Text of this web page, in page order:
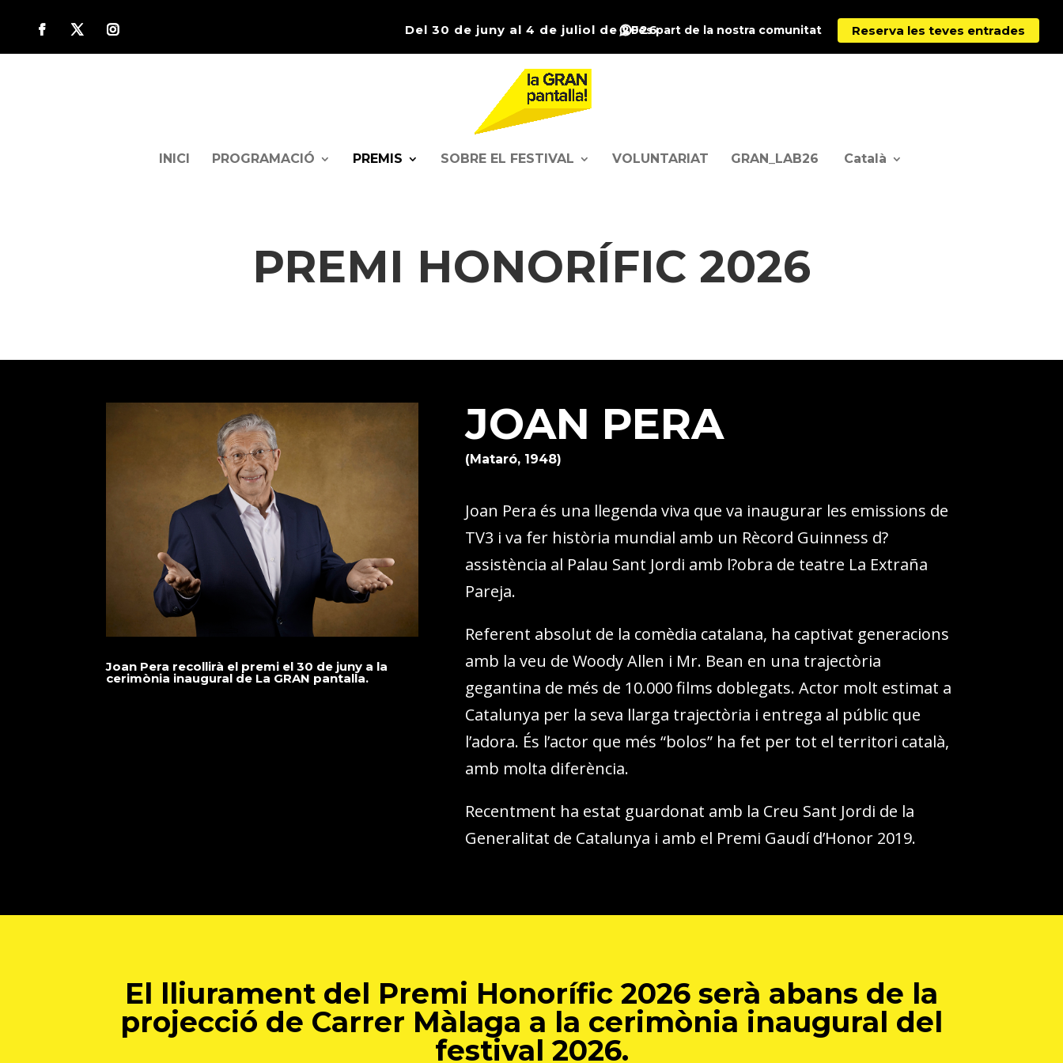
Del 30 de juny al 4 de juliol de 2026Fes part de la nostra comunitat Reserva les teves entrades
INICI PROGRAMACIÓ PREMIS SOBRE EL FESTIVAL VOLUNTARIAT GRAN_LAB26 Català
PREMI HONORÍFIC 2026
Joan Pera recollirà el premi el 30 de juny a la
cerimònia inaugural de La GRAN pantalla.
JOAN PERA
(Mataró, 1948)
Joan Pera és una llegenda viva que va inaugurar les emissions de
TV3 i va fer història mundial amb un Rècord Guinness d?
assistència al Palau Sant Jordi amb l?obra de teatre La Extraña
Pareja.
Referent absolut de la comèdia catalana, ha captivat generacions
amb la veu de Woody Allen i Mr. Bean en una trajectòria
gegantina de més de 10.000 films doblegats. Actor molt estimat a
Catalunya per la seva llarga trajectòria i entrega al públic que
l’adora. És l’actor que més “bolos” ha fet per tot el territori català,
amb molta diferència.
Recentment ha estat guardonat amb la Creu Sant Jordi de la
Generalitat de Catalunya i amb el Premi Gaudí d’Honor 2019.
El lliurament del Premi Honorífic 2026 serà abans de la
projecció de Carrer Màlaga a la cerimònia inaugural del
festival 2026.